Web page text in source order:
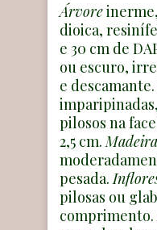
Árvore
dioica,
e 30 cm de
ou escuro,
e descamante.
pilosos na
2,5 cm. Madeira
pesada.
pilosas ou
comprimento.